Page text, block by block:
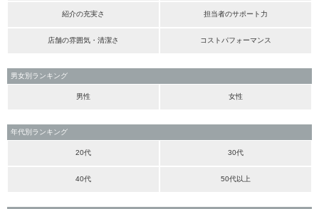
紹介の充実さ 担当者のサポート力
店舗の雰囲気・清潔さ コストパフォーマンス
男女別ランキング
男性 女性
年代別ランキング
20代 30代
40代 50代以上